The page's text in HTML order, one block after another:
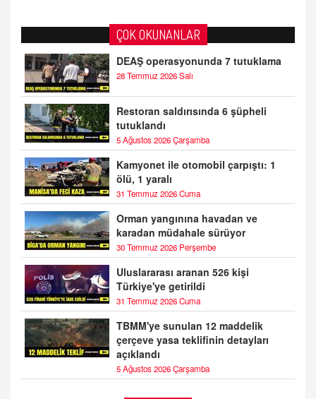
ÇOK OKUNANLAR
DEAŞ operasyonunda 7 tutuklama
28 Temmuz 2026 Salı
Restoran saldırısında 6 şüpheli
tutuklandı
5 Ağustos 2026 Çarşamba
Kamyonet ile otomobil çarpıştı: 1
ölü, 1 yaralı
31 Temmuz 2026 Cuma
Orman yangınına havadan ve
karadan müdahale sürüyor
30 Temmuz 2026 Perşembe
Uluslararası aranan 526 kişi
Türkiye'ye getirildi
31 Temmuz 2026 Cuma
TBMM'ye sunulan 12 maddelik
çerçeve yasa teklifinin detayları
açıklandı
5 Ağustos 2026 Çarşamba